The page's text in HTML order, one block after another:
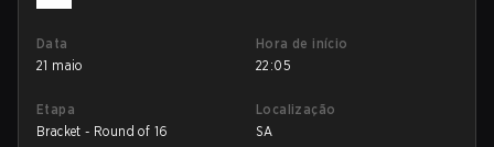
Data
21 maio
Hora de início
22:05
Etapa
Bracket - Round of 16
Localização
SA